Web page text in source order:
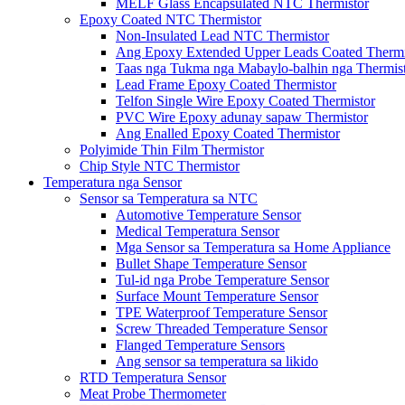
Epoxy Coated NTC Thermistor
Non-Insulated Lead NTC Thermistor
Ang Epoxy Extended Upper Leads Coated
Taas nga Tukma nga Mabaylo-balhin nga
Lead Frame Epoxy Coated Thermistor
Telfon Single Wire Epoxy Coated Thermistor
PVC Wire Epoxy adunay sapaw Thermistor
Ang Enalled Epoxy Coated Thermistor
Polyimide Thin Film Thermistor
Chip Style NTC Thermistor
Temperatura nga Sensor
Sensor sa Temperatura sa NTC
Automotive Temperature Sensor
Medical Temperatura Sensor
Mga Sensor sa Temperatura sa Home Appliance
Bullet Shape Temperature Sensor
Tul-id nga Probe Temperature Sensor
Surface Mount Temperature Sensor
TPE Waterproof Temperature Sensor
Screw Threaded Temperature Sensor
Flanged Temperature Sensors
Ang sensor sa temperatura sa likido
RTD Temperatura Sensor
Meat Probe Thermometer